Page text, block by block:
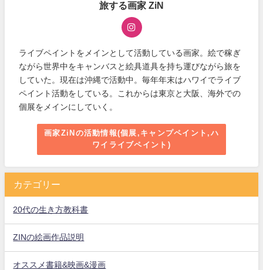
旅する画家 ZiN
ライブペイントをメインとして活動している画家。絵で稼ぎ
ながら世界中をキャンバスと絵具道具を持ち運びながら旅を
していた。現在は沖縄で活動中。毎年年末はハワイでライブ
ペイント活動をしている。これからは東京と大阪、海外での
個展をメインにしていく。
画家ZiNの活動情報(個展,キャンプペイント,ハ
ワイライブペイント)
カテゴリー
20代の生き方教科書
ZINの絵画作品説明
オススメ書籍&映画&漫画